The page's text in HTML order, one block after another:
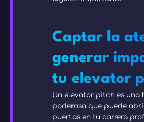
Captar la
generar
tu elevator
Un elevator pitch es una
poderosa que puede
puertas en tu carrera